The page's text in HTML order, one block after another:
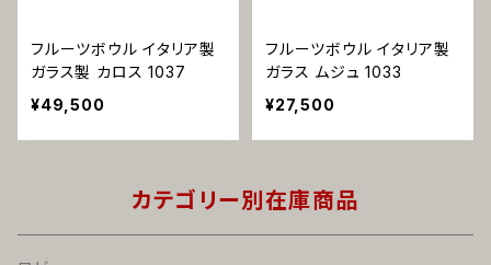
フルーツボウル イタリア製
ガラス製 カロス 1037
¥49,500
フルーツボウル イタリア製
ガラス ムジュ 1033
¥27,500
カテゴリー別在庫商品